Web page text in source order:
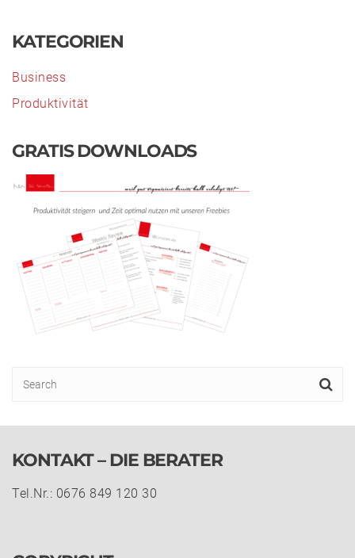
KATEGORIEN
Business
Produktivität
GRATIS DOWNLOADS
KONTAKT – DIE BERATER
Tel.Nr.: 0676 849 120 30